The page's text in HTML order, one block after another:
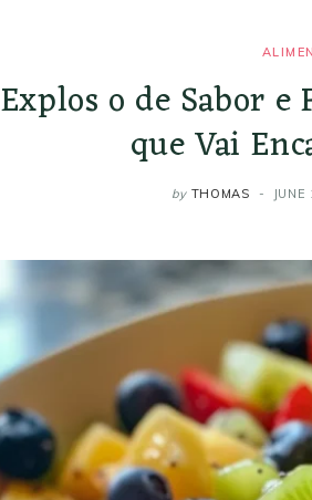
Explos o de Sabor
que Vai
by THOMAS